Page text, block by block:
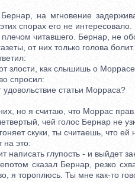
на мгновение
спорах его не интересовало.
читавшего. Бернар, не
от них только голова болит.
злости, как слышишь о
спросил:
статьи Морраса?
но я считаю, что Моррас прав.
чей голос Бернар не
скуки, ты считаешь, что ей
это:
написать глупость - и выйдет
сказал Бернар, резко
я тороплюсь. Ты мне как-то